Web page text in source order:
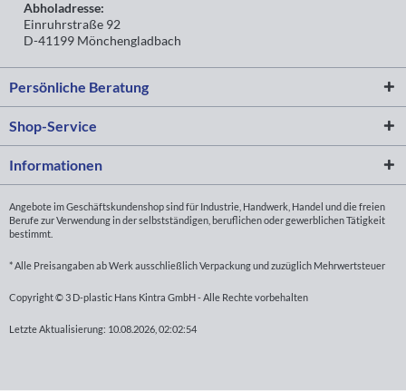
Abholadresse:
Einruhrstraße 92
D-41199 Mönchengladbach
Persönliche Beratung
Shop-Service
Informationen
Angebote im Geschäftskundenshop sind für Industrie, Handwerk, Handel und die freien
Berufe zur Verwendung in der selbstständigen, beruflichen oder gewerblichen Tätigkeit
bestimmt.
* Alle Preisangaben ab Werk ausschließlich Verpackung und zuzüglich Mehrwertsteuer
Copyright © 3 D-plastic Hans Kintra GmbH - Alle Rechte vorbehalten
Letzte Aktualisierung: 10.08.2026, 02:02:54